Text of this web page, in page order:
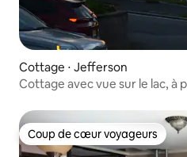
Cottage ⋅ Jefferson
Cottage avec vue sur le lac,
Coup de cœur voyageurs
Coup de cœur voyageurs